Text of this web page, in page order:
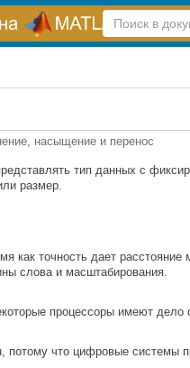
Справка
по
насыщение и перенос
тип данных с
размер.
как точность дает
слова и масштабирования.
процессоры имеют дело
потому что цифровые системы